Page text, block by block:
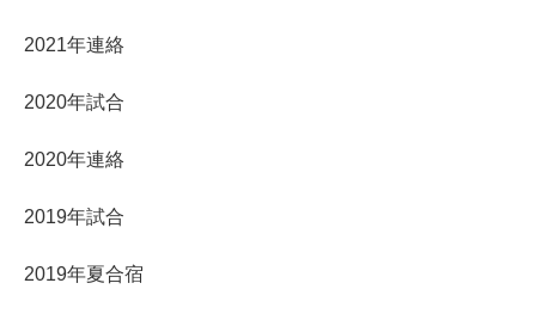
2021年連絡
2020年試合
2020年連絡
2019年試合
2019年夏合宿